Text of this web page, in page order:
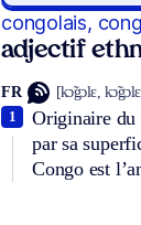
congolais,
adjectif
FR [kɔ̃gɔlɛ,
Originaire du
par sa
Congo est
1